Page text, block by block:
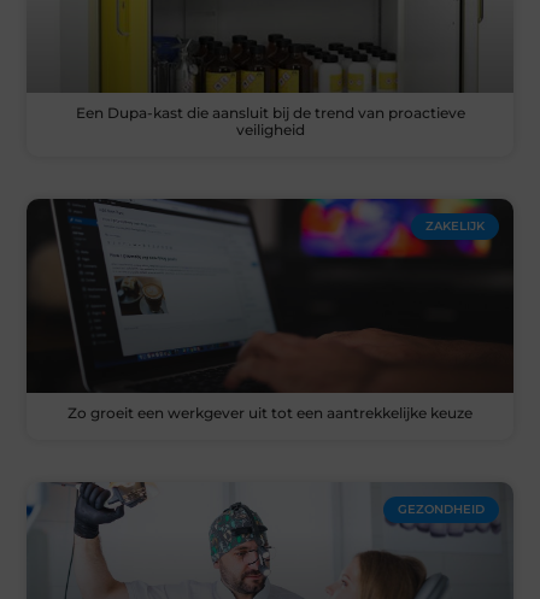
Een Dupa-kast die aansluit bij de trend van proactieve
veiligheid
ZAKELIJK
Zo groeit een werkgever uit tot een aantrekkelijke keuze
GEZONDHEID